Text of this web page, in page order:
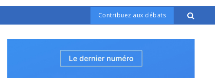
Contribuez aux débats